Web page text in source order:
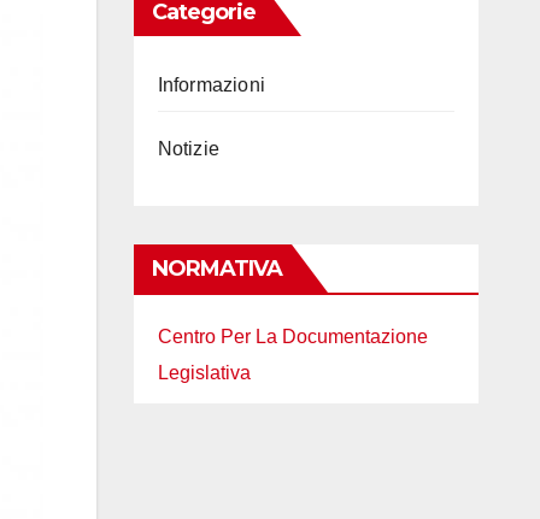
Categorie
Informazioni
Notizie
NORMATIVA
Centro Per La Documentazione
Legislativa